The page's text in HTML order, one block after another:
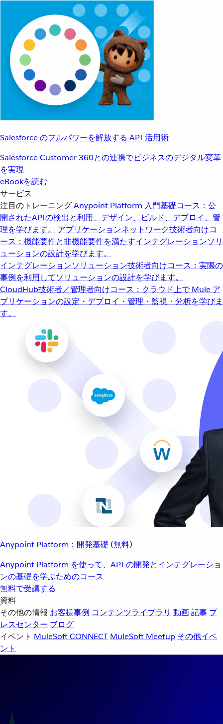
Salesforce のフルパワーを解放する API 活用術
Salesforce Customer 360との連携でビジネスのデジタル変革
を実現
eBookを読む
サービス
注目のトレーニングAnypoint Platform 入門基礎コース：公
開されたAPIの検出と利用、デザイン、ビルド、デプロイ、管
理を学びます。
アプリケーションネットワーク技術者向けコ
ース：機能要件と非機能要件を満たすインテグレーションソリ
ューションの設計を学びます。
インテグレーションソリューション技術者向けコース：実際の
事例を利用してソリューションの設計を学びます。
CloudHub技術者／管理者向けコース：クラウド上で Mule ア
プリケーションの設定・デプロイ・管理・監視・分析を学びま
す。
Anypoint Platform：開発基礎 (無料)
Anypoint Platform を使って、API の開発とインテグレーショ
ンの基礎を学ぶためのコース
無料で受講する
資料
その他の情報 お客様事例 コンテンツライブラリ 動画記事 プ
レスセンター ブログ
イベント MuleSoft CONNECT MuleSoft Meetup その他イベ
ント